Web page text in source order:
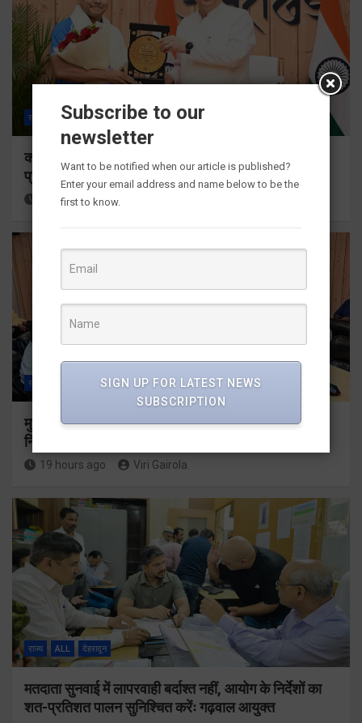
राज्य ALL देहरादून
कॉमनवेल्थ गेम्स 2026 के उत्तराखंड के पदक विजेताओं और
प्रशिक्षकों को मुख्यमंत्री धामी ने किया सम्मानित
18 hours ago
राज्य देहरादून
मुख्यमंत्री धामी ने उत्तराखंड क्रीड़ा विश्वविद्यालय गौलापार के
निर्माण कार्यों की समीक्षा की
19 hours ago Viri Gairola
राज्य ALL देहरादून
मतदाता सुनवाई में लापरवाही बर्दाश्त नहीं, आयोग के निर्देशों का
शत-प्रतिशत पालन सुनिश्चित करेंः गढ़वाल आयुक्त
Subscribe to our
newsletter
Want to be notified when our article is published?
Enter your email address and name below to be the
first to know.
SIGN UP FOR LATEST NEWS
SUBSCRIPTION